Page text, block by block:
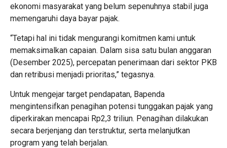
ekonomi masyarakat yang belum sepenuhnya stabil juga
memengaruhi daya bayar pajak.
“Tetapi hal ini tidak mengurangi komitmen kami untuk
memaksimalkan capaian. Dalam sisa satu bulan anggaran
(Desember 2025), percepatan penerimaan dari sektor PKB
dan retribusi menjadi prioritas,” tegasnya.
Untuk mengejar target pendapatan, Bapenda
mengintensifkan penagihan potensi tunggakan pajak yang
diperkirakan mencapai Rp2,3 triliun. Penagihan dilakukan
secara berjenjang dan terstruktur, serta melanjutkan
program yang telah berjalan.